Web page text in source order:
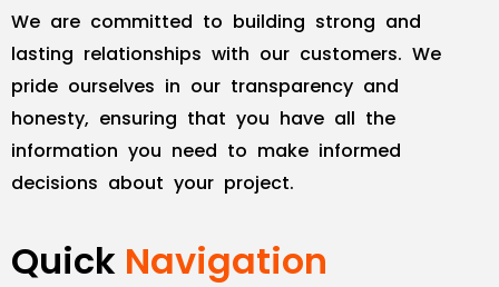
We are committed to building strong and
lasting relationships with our customers. We
pride ourselves in our transparency and
honesty, ensuring that you have all the
information you need to make informed
decisions about your project.
Quick Navigation